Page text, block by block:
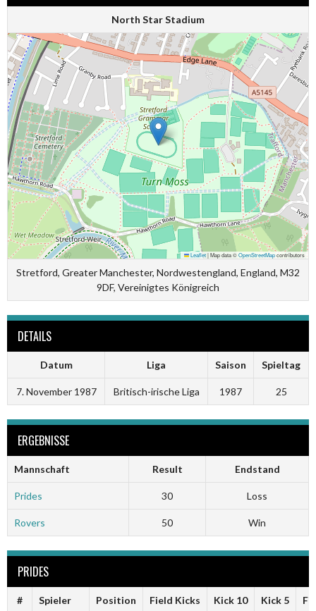
North Star Stadium
Leaflet|Map data ©OpenStreetMapcontributors
Stretford, Greater Manchester, Nordwestengland, England, M32
9DF, Vereinigtes Königreich
DETAILS
Datum Liga Saison Spieltag
7. November 1987 Britisch-irische Liga 1987 25
ERGEBNISSE
Mannschaft Result Endstand
Prides 30 Loss
Rovers 50 Win
PRIDES
# Spieler Position Field Kicks Kick 10 Kick 5